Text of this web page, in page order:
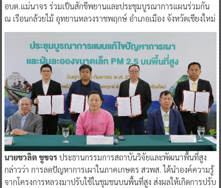
อบต.แม่นาจร ร่วมเป็นสักขีพยานและประชุมบูรณาการแผนร่วมกัน
ณ เรือนกล้วยไม้ อุทยานหลวงราชพฤกษ์ อำเภอเมือง จังหวัดเชียงใหม่
นายชวลิต ชูขจรประธานกรรมการสถาบันวิจัยและพัฒนาพื้นที่สูง
กล่าวว่า การลดปัญหาการเผาในภาคเกษตร สวพส. ได้นำองค์ความรู้
จากโครงการหลวงมาปรับใช้ในชุมชนบนพื้นที่สูง ส่งผลให้เกิดการปรับ